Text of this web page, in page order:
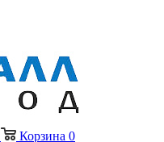
Корзина 0